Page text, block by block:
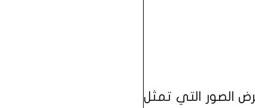
الصور التي تمثل